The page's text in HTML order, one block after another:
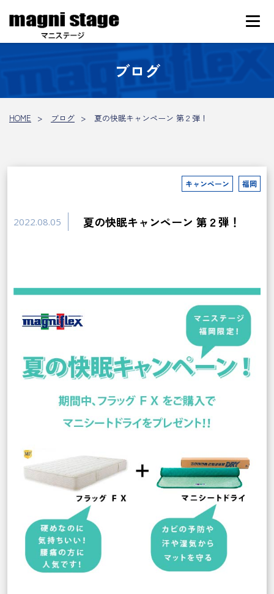
ブログ
HOME ブログ 夏の快眠キャンペーン 第２弾！
キャンペーン 福岡
2022.08.05 夏の快眠キャンペーン 第２弾！